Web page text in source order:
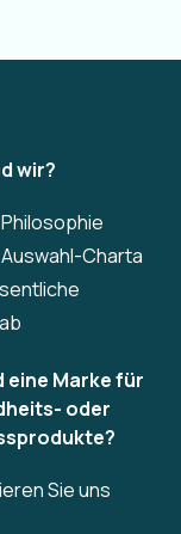
wir?
Charta
eine Marke für
oder
Sie uns